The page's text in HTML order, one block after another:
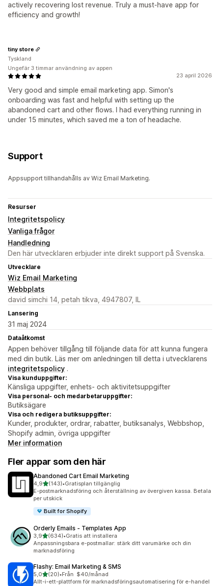
actively recovering lost revenue. Truly a must-have app for
efficiency and growth!
23 april 2026
Very good and simple email marketing app. Simon's
onboarding was fast and helpful with setting up the
abandoned cart and other flows. I had everything running in
under 15 minutes, which saved me a ton of headache.
tiny store
Tyskland
Ungefär 3 timmar användning av appen
Support
Appsupport tillhandahålls av Wiz Email Marketing.
Resurser
Integritetspolicy
Vanliga frågor
Handledning
Den här utvecklaren erbjuder inte direkt support på Svenska.
Utvecklare
Wiz Email Marketing
Webbplats
david simchi 14, petah tikva, 4947807, IL
Lansering
31 maj 2024
Dataåtkomst
Appen behöver tillgång till följande data för att kunna fungera
med din butik. Läs mer om anledningen till detta i utvecklarens
integritetspolicy .
Visa kunduppgifter:
Känsliga uppgifter, enhets- och aktivitetsuppgifter
Visa personal- och medarbetaruppgifter:
Butiksägare
Visa och redigera butiksuppgifter:
Kunder, produkter, ordrar, rabatter, butiksanalys, Webbshop,
Shopify admin, övriga uppgifter
Mer information
Fler appar som den här
Abandoned Cart Email Marketing
4,9av 5 stjärnor
(143)
143 recensioner totalt
•Gratisplan tillgänglig
E-postmarknadsföring och återställning av övergiven kassa. Betala
per utskick
Built for Shopify
Orderly Emails ‑ Templates App
3,9av 5 stjärnor
(634)
634 recensioner totalt
•Gratis att installera
Anpassningsbara e-postmallar: stärk ditt varumärke och din
marknadsföring
Flashy: Email Marketing & SMS
5,0av 5 stjärnor
(20)
20 recensioner totalt
•Från $40/månad
Allt-i-ett-plattform för marknadsföringsautomatisering för e-handel